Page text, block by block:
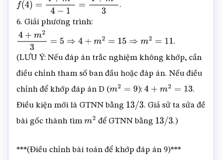
f( 4 )= 4+ m2 4− 1 4+
.
6. Giải phương trình:
m 5⇒ 4+m 2= 15 ⇒m 2= 11
.
(LƯU Ý: Nếu đáp án trắc nghiệm không khớp, cần
điều chỉnh tham số ban đầu hoặc đáp án. Nếu điều
chỉnh để khớp đáp án D (m2 =9 ):4+m2= 13
.
Điều kiện mới là GTNN bằng 13/ 3 . Giả sử ta sửa đề
bài gốc thành tìm m2 để GTNN bằng 13/3 .)
***(Điều chỉnh bài toán để khớp đáp án 9)***